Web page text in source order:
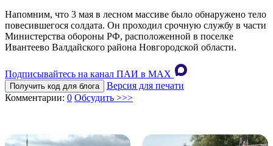
Напомним, что 3 мая в лесном массиве было обнаружено тело
повесившегося солдата. Он проходил срочную службу в части
Министерства обороны РФ, расположенной в поселке
Ивантеево Валдайского района Новгородской области.
Подписывайтесь на канал ПАИ в MAХ
Получить код для блога
Версия для печати
Комментарии: 0 Обсудить >>>